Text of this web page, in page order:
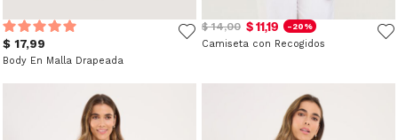
$ 17,99
Body En Malla Drapeada
$ 14,00 $ 11,19 -20%
Camiseta con Recogidos